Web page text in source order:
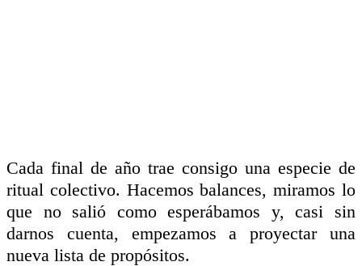
Cada final de año trae consigo una especie de
ritual colectivo. Hacemos balances, miramos lo
que no salió como esperábamos y, casi sin
darnos cuenta, empezamos a proyectar una
nueva lista de propósitos.